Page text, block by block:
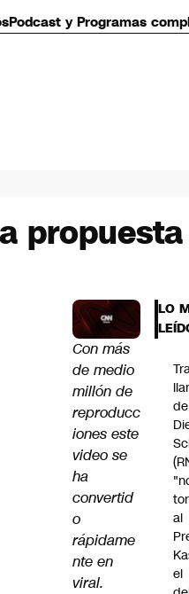
Podcast y Programas
Con más
de medio
millón de
reproducc
iones este
video se
ha
convertid
o
rápidame
nte en
viral.
LO
de
al
el